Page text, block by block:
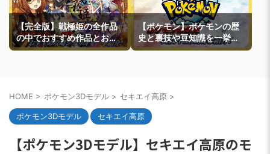
【完全版】戦極姫の全作品
の中でおすすめ作品とおす
すめ攻略ルートを一挙紹介
【ポケモン】ポケモンの歴
史と裏技や豆知識を一挙紹
介
HOME > ポケモン3Dモデル > セキエイ高原 >
ポケモン3Dモデル セキエイ高原
【ポケモン3Dモデル】セキエイ高原のモ